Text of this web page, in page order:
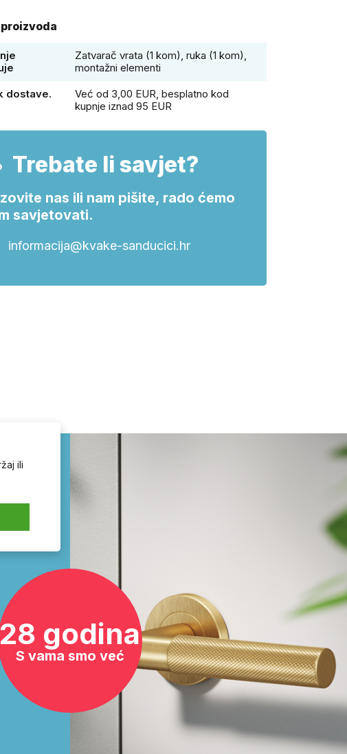
Zatvarač vrata (1 kom), ruka (1 kom),
montažni elementi
dostave.
Već od 3,00 EUR, besplatno kod
kupnje iznad 95 EUR
Trebate li savjet?
nas ili nam pišite, rado ćemo
savjetovati.
informacija@kvake-sanducici.hr
28 godina
S vama smo već
ili